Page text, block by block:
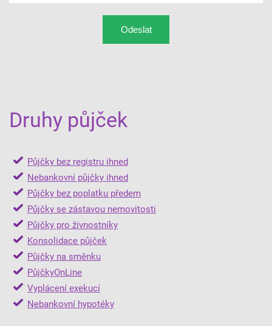
Druhy půjček
Půjčky bez registru ihned
Nebankovní půjčky ihned
Půjčky bez poplatku předem
Půjčky se zástavou nemovitosti
Půjčky pro živnostníky
Konsolidace půjček
Půjčky na směnku
PůjčkyOnLine
Vyplácení exekucí
Nebankovní hypotéky